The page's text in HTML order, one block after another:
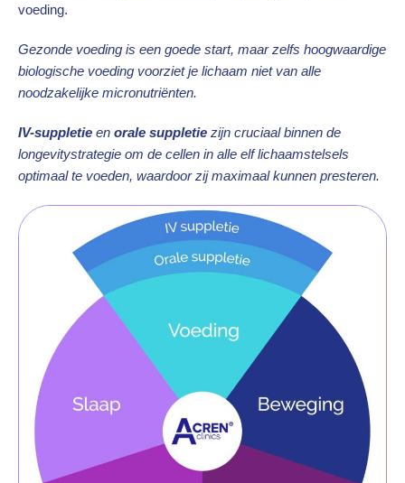
voeding.
Gezonde voeding is een goede start, maar zelfs hoogwaardige
biologische voeding voorziet je lichaam niet van alle
noodzakelijke micronutriënten.
IV-suppletie en orale suppletie zijn cruciaal binnen de
longevitystrategie om de cellen in alle elf lichaamstelsels
optimaal te voeden, waardoor zij maximaal kunnen presteren.